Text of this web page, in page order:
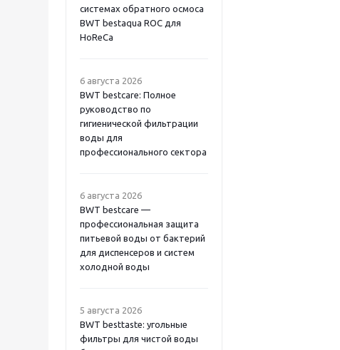
системах обратного осмоса
BWT bestaqua ROC для
HoReCa
6 августа 2026
BWT bestcare: Полное
руководство по
гигиенической фильтрации
воды для
профессионального сектора
6 августа 2026
BWT bestcare —
профессиональная защита
питьевой воды от бактерий
для диспенсеров и систем
холодной воды
5 августа 2026
BWT besttaste: угольные
фильтры для чистой воды